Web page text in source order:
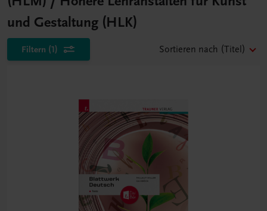
und Gestaltung (HLK)
Filtern (1) Sortieren nach (Titel)